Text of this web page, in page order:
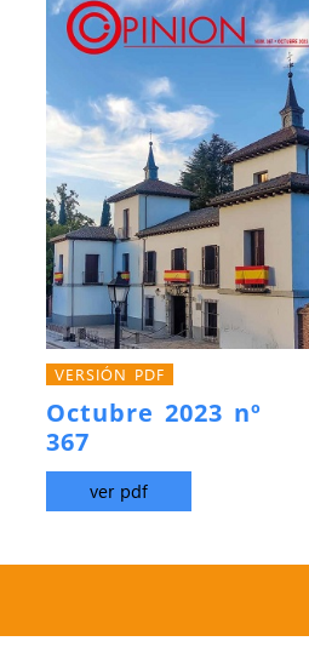
VERSIÓN PDF
Octubre 2023 nº
367
ver pdf